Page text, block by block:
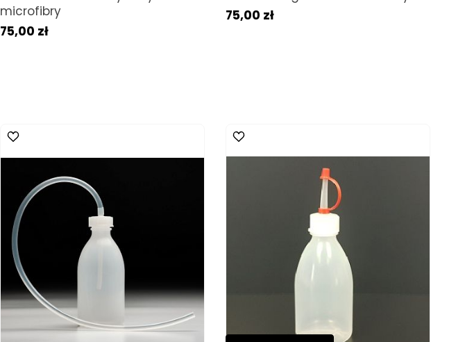
microfibry
75,00 zł
75,00 zł